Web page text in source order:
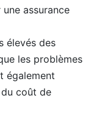
assurance
élevés des
les problèmes
également
coût de